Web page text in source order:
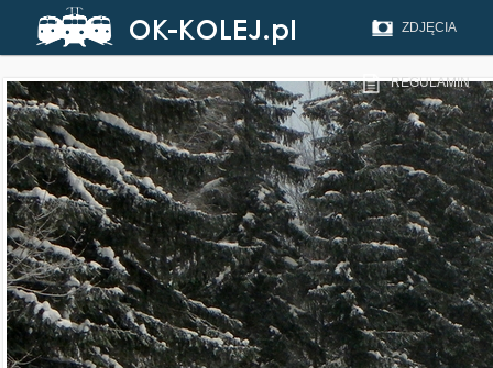
ZDJĘCIA
REGULAMIN